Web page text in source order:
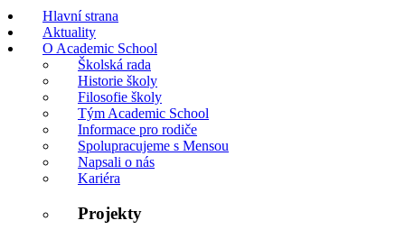
Hlavní strana
Aktuality
O Academic School
Školská rada
Historie školy
Filosofie školy
Tým Academic School
Informace pro rodiče
Spolupracujeme s Mensou
Napsali o nás
Kariéra
Projekty